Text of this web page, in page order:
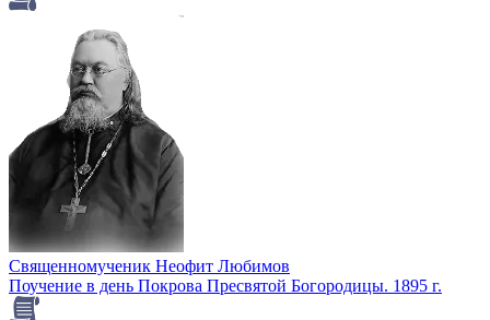
Священномученик Неофит Любимов
Поучение в день Покрова Пресвятой Богородицы. 1895 г.